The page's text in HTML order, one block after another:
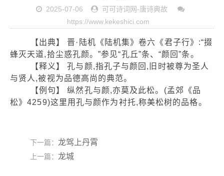
2025-07-06 可可诗词网-唐诗典故
https://www.kekeshici.com
【出典】 晋·陆机《陆机集》卷六《君子行》:“掇
蜂灭天道,拾尘惑孔颜。”参见“孔丘”条、“颜回”条。
【释义】 孔与颜,指孔子与颜回,旧时被尊为圣人
与贤人,被视为品德高尚的典范。
【例句】 纵然孔与颜,亦莫及此松。(孟郊《品
松》4259)这里用孔与颜作为衬托,称美松树的品格。
下一篇： 龙驾上丹霄
上一篇： 龙城